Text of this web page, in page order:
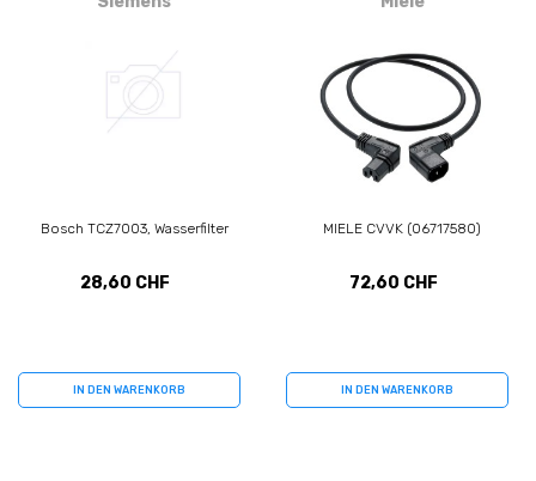
Bosch TCZ7003, Wasserfilter
28,60 CHF
IN DEN WARENKORB
MIELE CVVK (06717580)
72,60 CHF
IN DEN WARENKORB